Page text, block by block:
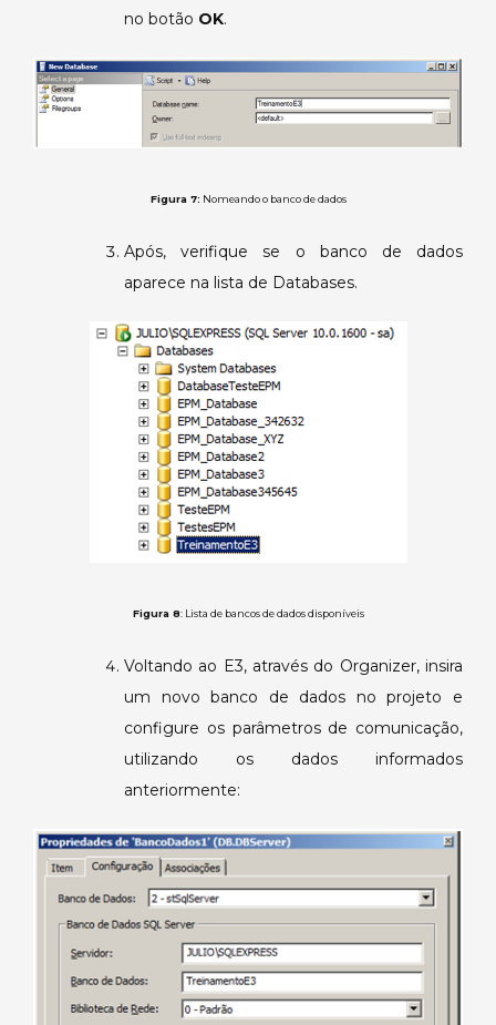
no botão OK.
Figura 7: Nomeando o banco de dados
Após, verifique se o banco de dados
aparece na lista de Databases.
Figura 8: Lista de bancos de dados disponíveis
Voltando ao E3, através do Organizer, insira
um novo banco de dados no projeto e
configure os parâmetros de comunicação,
utilizando os dados informados
anteriormente: